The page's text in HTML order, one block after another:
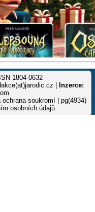
1804-0632
|
Inzerce:
ochrana soukromí | pg(4934)
osobních údajů